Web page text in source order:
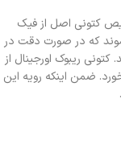
کتونی اصل از فیک
که در صورت دقت در
ریبوک اورجینال از
ضمن اینکه رویه این